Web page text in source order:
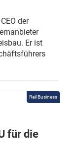
der
Er ist
Rail Business
für die